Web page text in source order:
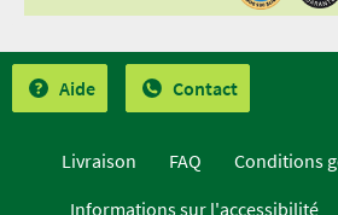
Aide Contact
Livraison FAQ
Conditions
Informations sur l'accessibilité